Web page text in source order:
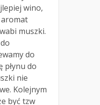
wino,
muszki.
do
płynu do
nie
Kolejnym
być tzw